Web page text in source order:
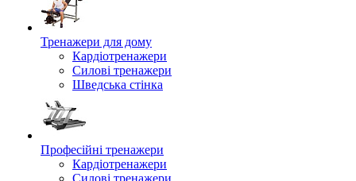
Тренажери для дому
Кардіотренажери
Силові тренажери
Шведська стінка
Професійні тренажери
Кардіотренажери
Силові тренажери